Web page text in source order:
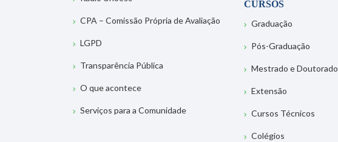
CPA – Comissão Própria de Avaliação
LGPD
Transparência Pública
O que acontece
Serviços para a Comunidade
CURSOS
Graduação
Pós-Graduação
Mestrado e Doutorado
Extensão
Cursos Técnicos
Colégios